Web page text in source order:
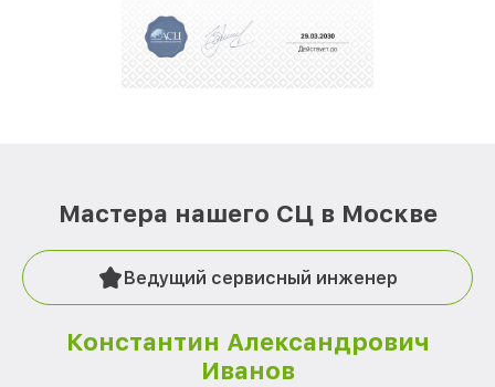
Мастера нашего СЦ в Москве
Ведущий сервисный инженер
Константин Александрович
Иванов